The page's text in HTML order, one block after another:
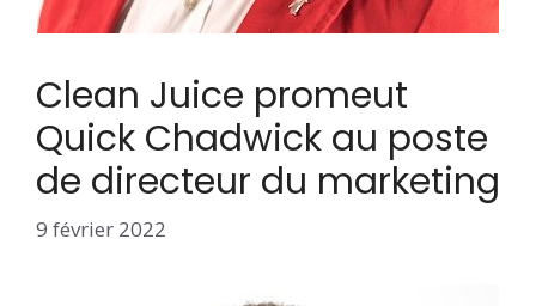
Clean Juice promeut
Quick Chadwick au poste
de directeur du marketing
9 février 2022